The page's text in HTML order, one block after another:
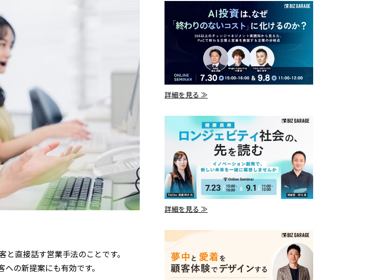
直接話す営業手法のことです。
の新提案にも有効です。
詳細を見る ≫
詳細を見る ≫